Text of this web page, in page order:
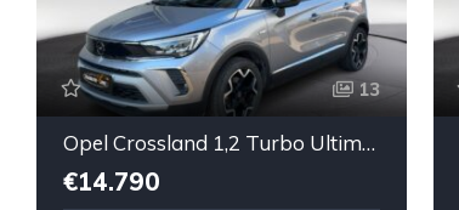
13
Opel Crossland 1,2 Turbo Ultimate
€14.790